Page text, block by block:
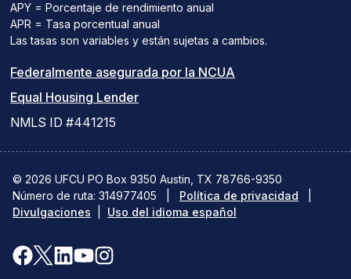
APY = Porcentaje de rendimiento anual
APR = Tasa porcentual anual
Las tasas son variables y están sujetas a cambios.
Federalmente asegurada por la NCUA
abre
una
nueva
Equal Housing Lender(el
una
nueva
ventana)
NMLS ID #441215
© 2026 UFCU PO Box 9350 Austin, TX 78766-9350
Número de ruta: 314977405
Política de privacidad
Divulgaciones
Uso del idioma español
Facebook
X(se LinkedIn
YouTubeInstagram